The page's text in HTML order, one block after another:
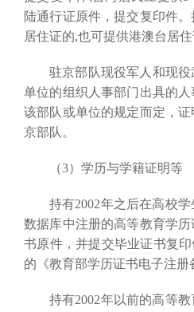
陆通行证原件，提交复印件
居住证的,也可提供港澳台居
驻京部队现役军人和现
单位的组织人事部门出具的
该部队或单位的规定而定，
京部队。
（3）学历与学籍证明等
持有2002年之后在高校
数据库中注册的高等教育学
书原件，并提交毕业证书复
的《教育部学历证书电子注册
持有2002年以前的高等